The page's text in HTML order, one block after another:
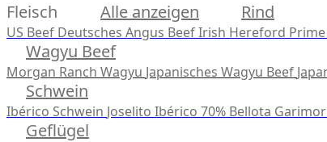
Fleisch Alle anzeigen Rind
US Beef Deutsches Angus BeefIrish Hereford Prime
Wagyu Beef
Morgan Ranch Wagyu Japanisches Wagyu Beef
Schwein
Ibérico Schwein Joselito Ibérico 70% Bellota
Geflügel